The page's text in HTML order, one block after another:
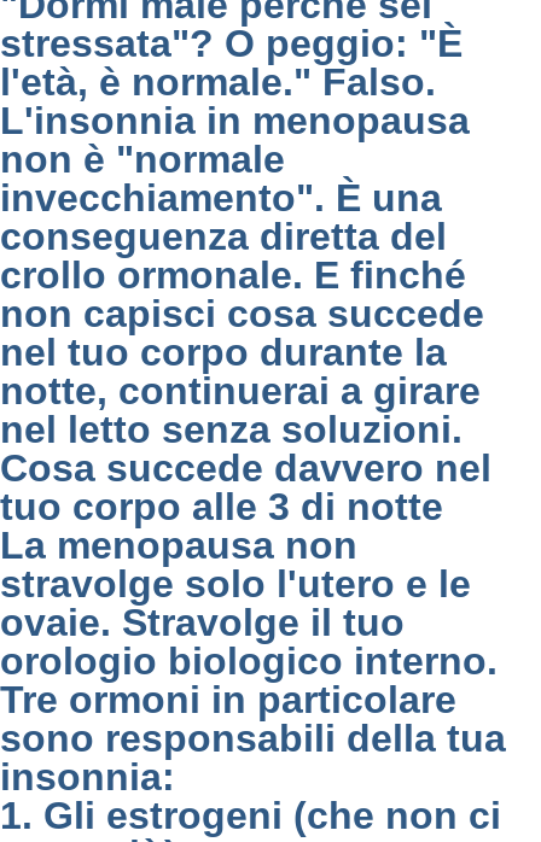
stressata"? O peggio: "È
l'età, è normale." Falso.
L'insonnia in menopausa
non è "normale
invecchiamento". È una
conseguenza diretta del
crollo ormonale. E finché
non capisci cosa succede
nel tuo corpo durante la
notte, continuerai a girare
nel letto senza soluzioni.
Cosa succede davvero nel
tuo corpo alle 3 di notte
La menopausa non
stravolge solo l'utero e le
ovaie. Stravolge il tuo
orologio biologico interno.
Tre ormoni in particolare
sono responsabili della tua
insonnia:
1. Gli estrogeni (che non ci